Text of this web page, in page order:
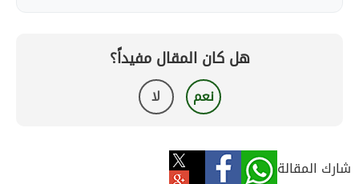
هل كان المقال مفيداً؟
نعم لا
شارك المقالة